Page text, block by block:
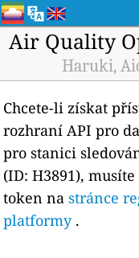
Air Quality
Haruki,
Chcete-li získat
rozhraní API pro
pro stanici
(ID: H3891),
token nastránce
platformy.